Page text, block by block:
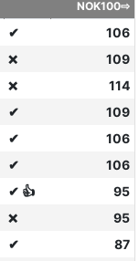
NOK100⇨
✔
106
❌
109
❌
114
✔
109
✔
106
✔
106
✔ 👍
95
❌
95
✔
87